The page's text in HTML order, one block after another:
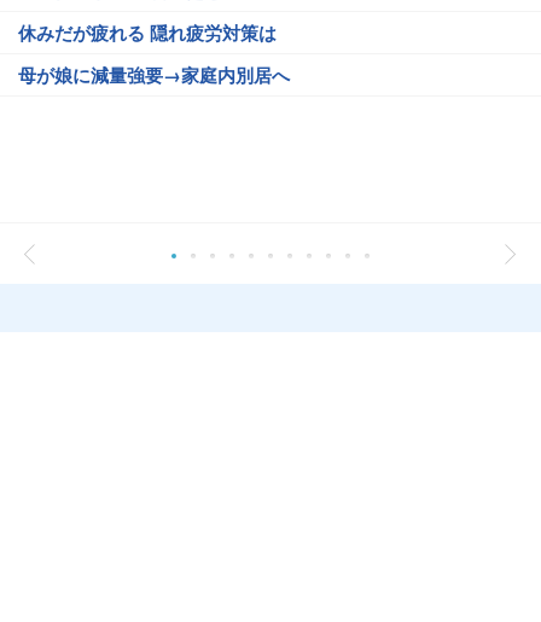
休みだが疲れる 隠れ疲労対策は
母が娘に減量強要→家庭内別居へ